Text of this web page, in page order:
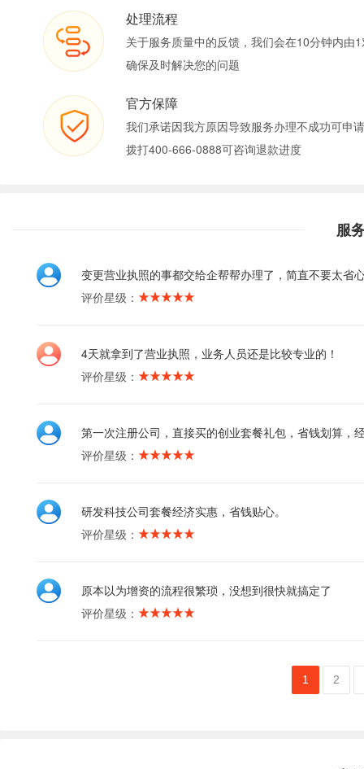
处理流程
关于服务质量中的反馈，我们会在10分钟内由
确保及时解决您的问题
官方保障
我们承诺因我方原因导致服务办理不成功可申
拨打400-666-0888可咨询退款进度
服
变更营业执照的事都交给企帮帮办理了，简直不要太省
评价星级：
4天就拿到了营业执照，业务人员还是比较专业的！
评价星级：
第一次注册公司，直接买的创业套餐礼包，省钱划算，
评价星级：
研发科技公司套餐经济实惠，省钱贴心。
评价星级：
原本以为增资的流程很繁琐，没想到很快就搞定了
评价星级：
1 2